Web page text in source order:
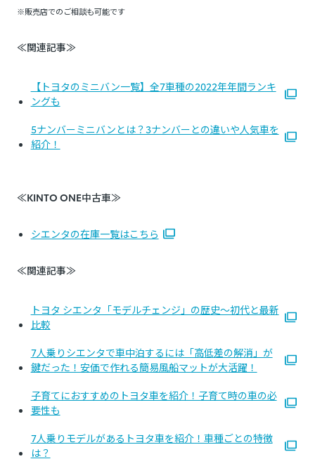
※販売店でのご相談も可能です
≪関連記事≫
【トヨタのミニバン一覧】全7車種の2022年年間ランキ
ングも
5ナンバーミニバンとは？3ナンバーとの違いや人気車を
紹介！
≪KINTO ONE中古車≫
シエンタの在庫一覧はこちら
≪関連記事≫
トヨタ シエンタ「モデルチェンジ」の歴史～初代と最新
比較
7人乗りシエンタで車中泊するには「高低差の解消」が
鍵だった！安価で作れる簡易風船マットが大活躍！
子育てにおすすめのトヨタ車を紹介！子育て時の車の必
要性も
7人乗りモデルがあるトヨタ車を紹介！車種ごとの特徴
は？